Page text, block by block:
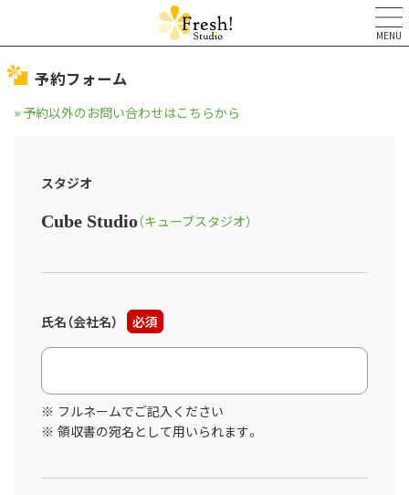
MENU
予約フォーム
» 予約以外のお問い合わせはこちらから
スタジオ
Cube Studio（キューブスタジオ）
氏名（会社名） 必須
フルネームでご記入ください
領収書の宛名として用いられます。